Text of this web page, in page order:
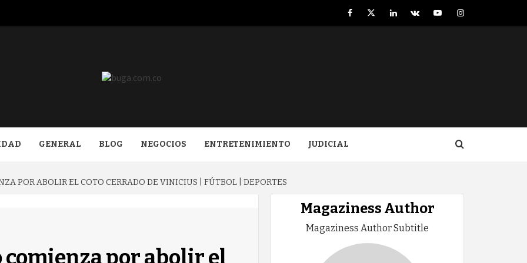
FacebookTwitterLinkedIn
VK YouTubeInstagram
GENERAL BLOG NEGOCIOS ENTRETENIMIENTO JUDICIAL
POR ABOLIR EL COTO CERRADO DE VINICIUS | FÚTBOL | DEPORTES
comienza por abolir el
Magaziness Author
Magaziness Author Subtitle